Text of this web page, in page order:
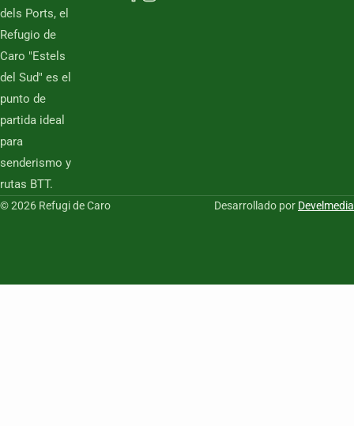
dels Ports, el
Refugio de
Caro "Estels
del Sud" es el
punto de
partida ideal
para
senderismo y
rutas BTT.
© 2026 Refugi de Caro Desarrollado por Develmedia